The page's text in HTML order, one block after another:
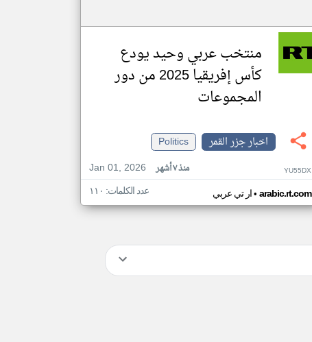
منتخب عربي وحيد يودع
كأس إفريقيا 2025 من دور
المجموعات
اخبار جزر القمر
Politics
Jan 01, 2026
منذ ٧ أشهر YU55DX
ار تي عربي• arabic.rt.com عدد الكلمات: ١١٠